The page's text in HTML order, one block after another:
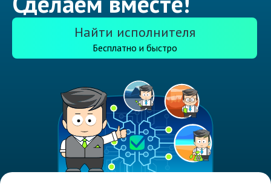
Найти исполнителя
Бесплатно и быстро